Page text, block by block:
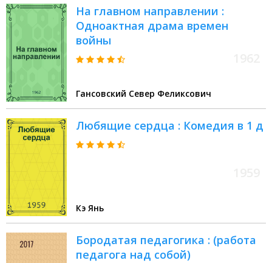
На главном направлении :
Одноактная драма времен
войны
Гансовский Север Феликсович
Любящие сердца : Комедия в 1 д
Кэ Янь
Бородатая педагогика : (работа
педагога над собой)